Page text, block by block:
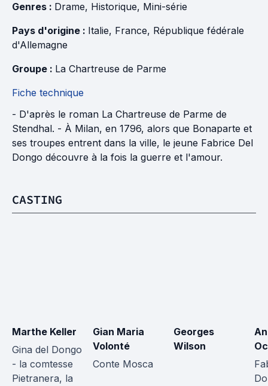
Genres : Drame, Historique, Mini-série
Pays d'origine : Italie, France, République fédérale
d'Allemagne
Groupe : La Chartreuse de Parme
Fiche technique
- D'après le roman La Chartreuse de Parme de
Stendhal. - À Milan, en 1796, alors que Bonaparte et
ses troupes entrent dans la ville, le jeune Fabrice Del
Dongo découvre à la fois la guerre et l'amour.
CASTING
Marthe Keller
Gina del Dongo
- la comtesse
Pietranera, la
Gian Maria
Volonté
Conte Mosca
Georges
Wilson